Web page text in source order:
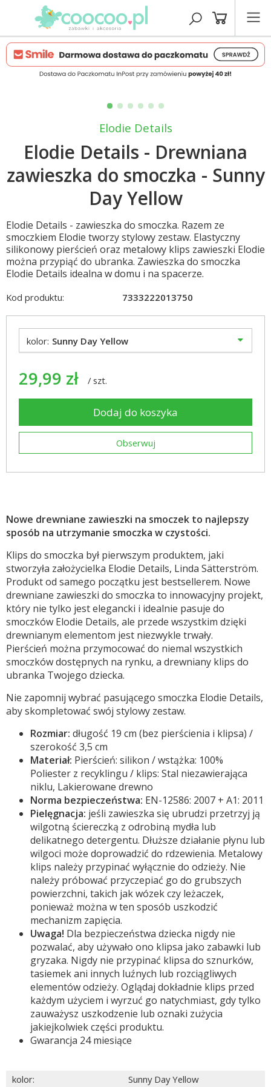
Elodie Details
Elodie Details - Drewniana
zawieszka do smoczka - Sunny
Day Yellow
Elodie Details - zawieszka do smoczka. Razem ze
smoczkiem Elodie tworzy stylowy zestaw. Elastyczny
silikonowy pierścień oraz metalowy klips zawieszki Elodie
można przypiąć do ubranka. Zawieszka do smoczka
Elodie Details idealna w domu i na spacerze.
Kod produktu: 7333222013750
kolor: Sunny Day Yellow
29,99 zł / szt.
Dodaj do koszyka
Obserwuj
Nowe drewniane zawieszki na smoczek to najlepszy
sposób na utrzymanie smoczka w czystości.
Klips do smoczka był pierwszym produktem, jaki
stworzyła założycielka Elodie Details, Linda Sätterström.
Produkt od samego początku jest bestsellerem. Nowe
drewniane zawieszki do smoczka to innowacyjny projekt,
który nie tylko jest elegancki i idealnie pasuje do
smoczków Elodie Details, ale przede wszystkim dzięki
drewnianym elementom jest niezwykle trwały.
Pierścień można przymocować do niemal wszystkich
smoczków dostępnych na rynku, a drewniany klips do
ubranka Twojego dziecka.
Nie zapomnij wybrać pasującego smoczka Elodie Details,
aby skompletować swój stylowy zestaw.
Rozmiar: długość 19 cm (bez pierścienia i klipsa) /
szerokość 3,5 cm
Materiał: Pierścień: silikon / wstążka: 100%
Poliester z recyklingu / klips: Stal niezawierająca
niklu, Lakierowane drewno
Norma bezpieczeństwa: EN-12586: 2007 + A1: 2011
Pielęgnacja: jeśli zawieszka się ubrudzi przetrzyj ją
wilgotną ściereczką z odrobiną mydła lub
delikatnego detergentu. Dłuższe działanie płynu lub
wilgoci może doprowadzić do rdzewienia. Metalowy
klips należy przypinać wyłącznie do odzieży. Nie
należy próbować przyczepiać go do grubszych
powierzchni, takich jak wózek czy leżaczek,
ponieważ można w ten sposób uszkodzić
mechanizm zapięcia.
Uwaga! Dla bezpieczeństwa dziecka nigdy nie
pozwalać, aby używało ono klipsa jako zabawki lub
gryzaka. Nigdy nie przypinać klipsa do sznurków,
tasiemek ani innych luźnych lub rozciągliwych
elementów odzieży. Oglądaj dokładnie klips przed
każdym użyciem i wyrzuć go natychmiast, gdy tylko
zauważysz uszkodzenie lub oznaki zużycia
jakiejkolwiek części produktu.
Gwarancja 24 miesiące
kolor: Sunny Day Yellow